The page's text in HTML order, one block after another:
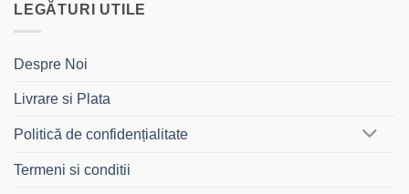
LEGĂTURI UTILE
Despre Noi
Livrare si Plata
Politică de confidențialitate
Termeni si conditii